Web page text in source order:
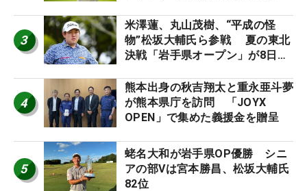
ーのヒトネタ！】
3
米澤蓮、丸山茂樹、“平成の怪
物”松坂大輔氏ら参戦 夏の東北
決戦「岩手県オープン」が8日開
4
熊本出身の秋吉翔太と重永亜斗夢
が熊本県庁を訪問 「JOYX
OPEN」で集めた義援金を贈呈
5
蛯名大和が岩手県OP優勝 シニ
アの部Vは宮本勝昌、松坂大輔氏
82位